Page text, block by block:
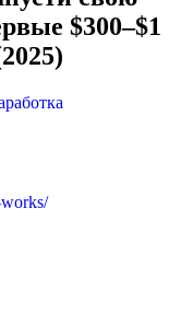
$300–$1